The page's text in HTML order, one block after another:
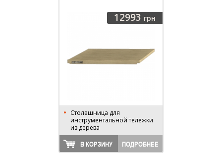
12993 грн
Столешница для
инструментальной тележки
из дерева
В КОРЗИНУ ПОДРОБНЕЕ